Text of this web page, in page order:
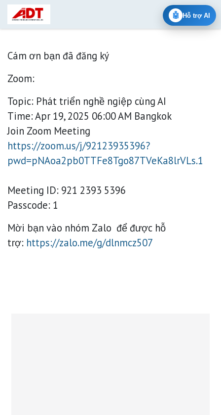
🤖 Hỗ trợ AI
Bỏ qua để đến Nội dung
Cám ơn bạn đã đăng ký
Zoom:
Topic: Phát triển nghề ngiệp cùng AI
Time: Apr 19, 2025 06:00 AM Bangkok
Join Zoom Meeting
https://zoom.us/j/92123935396?
pwd=pNAoa2pb0TTFe8Tgo87TVeKa8lrVLs.1
Meeting ID: 921 2393 5396
Passcode: 1
Mời bạn vào nhóm Zalo để được hỗ
trợ: https://zalo.me/g/dlnmcz507